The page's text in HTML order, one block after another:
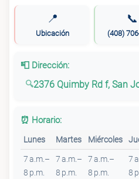
📍
Ubicación
📞
(408)
📮 Dirección:
2376 Quimby Rd f, San
⏰ Horario:
Lunes Martes Miércoles
7 a.m.–
8 p.m.
7 a.m.–
8 p.m.
7 a.m.–
8 p.m.
7
8